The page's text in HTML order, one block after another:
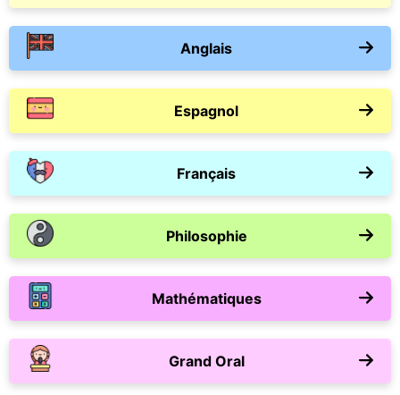
Anglais
Espagnol
Français
Philosophie
Mathématiques
Grand Oral